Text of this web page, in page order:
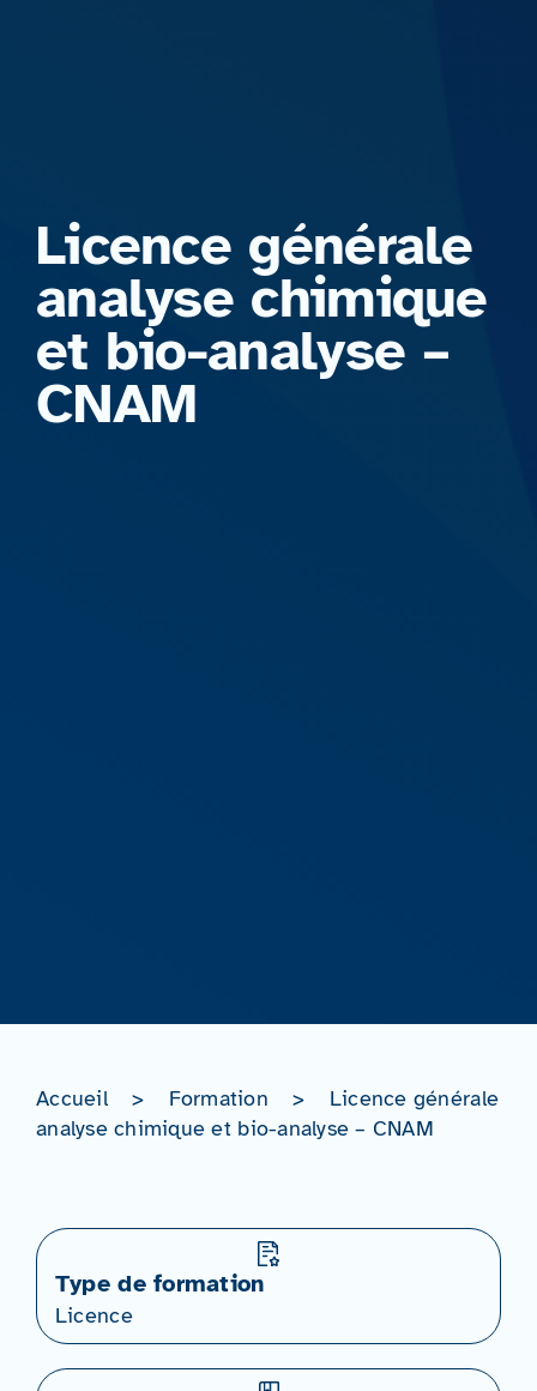
Licence générale
analyse chimique
et bio-analyse –
CNAM
Accueil > Formation >
Licence générale
analyse chimique et bio-analyse – CNAM
Type de formation
Licence